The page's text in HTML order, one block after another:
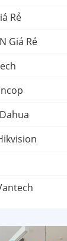
Rẻ
Giá Rẻ